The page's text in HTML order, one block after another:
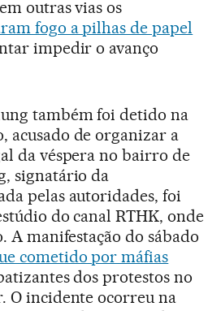
outras vias os
fogo a pilhas de papel
impedir o avanço
também foi detido na
acusado de organizar a
da véspera no bairro de
signatário da
pelas autoridades, foi
do canal RTHK, onde
A manifestação do sábado
cometido por máfias
dos protestos no
O incidente ocorreu na